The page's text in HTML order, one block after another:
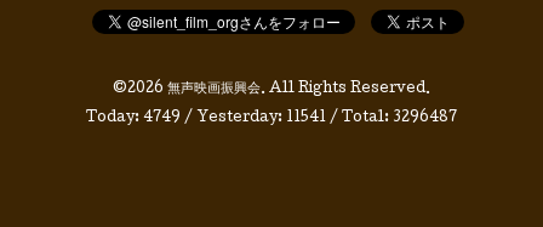
©2026 無声映画振興会. All Rights Reserved.
Today: 4749 / Yesterday: 11541 / Total: 3296487